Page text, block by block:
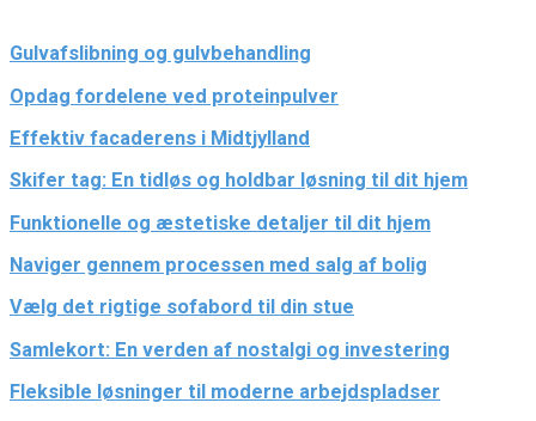
Gulvafslibning og gulvbehandling
Opdag fordelene ved proteinpulver
Effektiv facaderens i Midtjylland
Skifer tag: En tidløs og holdbar løsning til dit hjem
Funktionelle og æstetiske detaljer til dit hjem
Naviger gennem processen med salg af bolig
Vælg det rigtige sofabord til din stue
Samlekort: En verden af nostalgi og investering
Fleksible løsninger til moderne arbejdspladser